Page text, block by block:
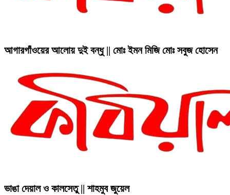
আগারগাঁওয়ের আলোয় দুই বন্ধু || মোঃ ইমন মিজি মোঃ সবুজ হোসেন
ভাঙা দেয়াল ও কালসেতু || শাহমুব জুয়েল